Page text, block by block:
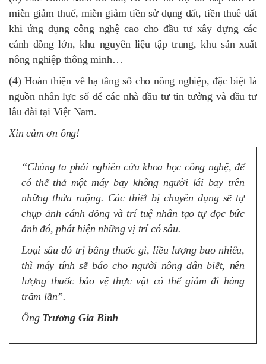
miễn giảm thuế, miễn giảm tiền sử dụng đất, tiền thuê đất
khi ứng dụng công nghệ cao cho đầu tư xây dựng các
cánh đồng lớn, khu nguyên liệu tập trung, khu sản xuất
nông nghiệp thông minh…
(4) Hoàn thiện về hạ tầng số cho nông nghiệp, đặc biệt là
nguồn nhân lực số để các nhà đầu tư tin tưởng và đầu tư
lâu dài tại Việt Nam.
Xin cảm ơn ông!
“Chúng ta phải nghiên cứu khoa học công nghệ, để
có thể thả một máy bay không người lái bay trên
những thửa ruộng. Các thiết bị chuyên dụng sẽ tự
chụp ảnh cánh đồng và trí tuệ nhân tạo tự đọc bức
ảnh đó, phát hiện những vị trí có sâu.
Loại sâu đó trị bằng thuốc gì, liều lượng bao nhiêu,
thì máy tính sẽ báo cho người nông dân biết, nên
lượng thuốc bảo vệ thực vật có thể giảm đi hàng
trăm lần”.
Ông Trương Gia Bình